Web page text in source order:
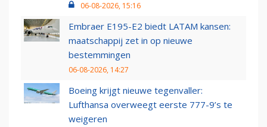
06-08-2026, 15:16
Embraer E195-E2 biedt LATAM kansen:
maatschappij zet in op nieuwe
bestemmingen
06-08-2026, 14:27
Boeing krijgt nieuwe tegenvaller:
Lufthansa overweegt eerste 777-9’s te
weigeren